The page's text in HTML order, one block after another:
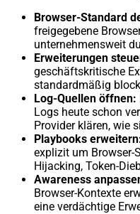
Browser-Standard
freigegebene
unternehmensweit
Erweiterungen
geschäftskritische
standardmäßig
Log-Quellen öffnen:
Logs heute schon
Provider klären, wie
Playbooks
explizit um Browser-
Hijacking, Token-
Awareness
Browser-Kontexte
eine verdächtige